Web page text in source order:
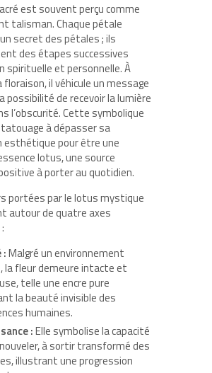
est souvent perçu comme
talisman. Chaque pétale
secret des pétales ; ils
des étapes successives
spirituelle et personnelle. À
il véhicule un message
possibilité de recevoir la lumière
l’obscurité. Cette symbolique
à dépasser sa
esthétique pour être une
lotus, une source
à porter au quotidien.
portées par le lotus mystique
autour de quatre axes
:Malgré un environnement
la fleur demeure intacte et
telle une encre pure
la beauté invisible des
humaines.
:Elle symbolise la capacité
à sortir transformé des
illustrant une progression